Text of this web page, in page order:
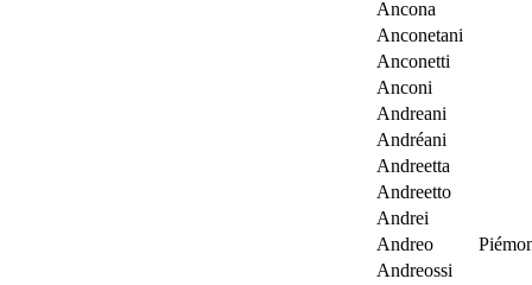
Ancona
Anconetani
Anconetti
Anconi
Andreani
Andréani
Andreetta
Andreetto
Andrei
Andreo
Andreossi